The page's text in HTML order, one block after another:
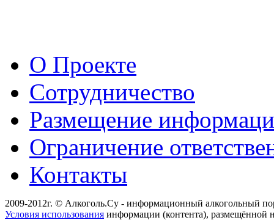
О Проекте
Сотрудничество
Размещение
Ограничение
Контакты
2009-2012г. © Алкоголь.Су - информационный алкогольный
Условия использования информации (контента), размещённой